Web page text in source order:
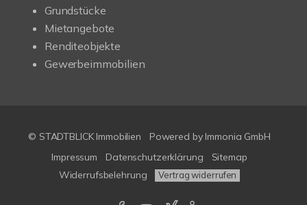
Grundstücke
Mietangebote
Renditeobjekte
Gewerbeimmobilien
© STADTBLICK Immobilien Powered by Immonia GmbH
Impressum
Datenschutzerklärung
Sitemap
Widerrufsbelehrung
Vertrag widerrufen